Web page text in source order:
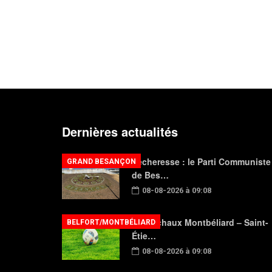
Dernières actualités
Sécheresse : le Parti Communiste
de Bes…
08-08-2026 à 09:08
GRAND BESANÇON
FC Sochaux Montbéliard – Saint-
Étie…
08-08-2026 à 09:08
BELFORT/MONTBÉLIARD